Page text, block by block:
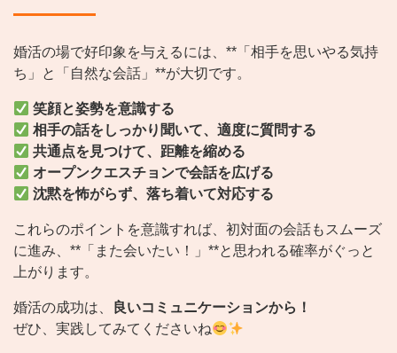
婚活の場で好印象を与えるには、**「相手を思いやる気持
ち」と「自然な会話」**が大切です。
笑顔と姿勢を意識する
相手の話をしっかり聞いて、適度に質問する
共通点を見つけて、距離を縮める
オープンクエスチョンで会話を広げる
沈黙を怖がらず、落ち着いて対応する
これらのポイントを意識すれば、初対面の会話もスムーズ
に進み、**「また会いたい！」**と思われる確率がぐっと
上がります。
婚活の成功は、
良いコミュニケーションから！
ぜひ、実践してみてくださいね